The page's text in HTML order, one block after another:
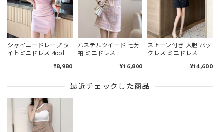
シャイニードレープ タ
イトミニドレス 4col
¥8,980
パステルツイード 七分
袖 ミニドレス
¥16,800
ストーン付き 大胆 バッ
クレス ミニドレス
¥14,600
最近チェックした商品